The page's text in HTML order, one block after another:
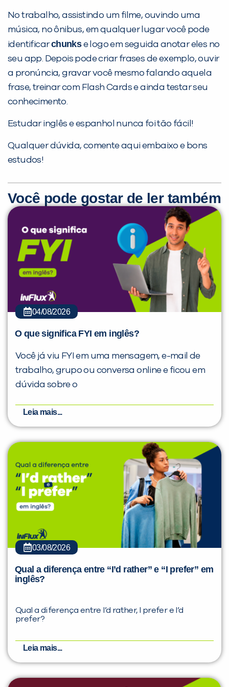
No trabalho, assistindo um filme, ouvindo uma
música, no ônibus, em qualquer lugar você pode
identificarchunkse logo em seguida anotar eles no
seu app. Depois pode criar frases de exemplo, ouvir
a pronúncia, gravar você mesmo falando aquela
frase, treinar com Flash Cards e ainda testar seu
conhecimento.
Estudar inglês e espanhol nunca foi tão fácil!
Qualquer dúvida, comente aqui embaixo e bons
estudos!
Você pode gostar de ler também
04/08/2026
O que significa FYI em inglês?
Você já viu FYI em uma mensagem, e-mail de
trabalho, grupo ou conversa online e ficou em
dúvida sobre o
Leia mais...
03/08/2026
Qual a diferença entre “I’d rather” e “I prefer” em
inglês?
Qual a diferença entre I’d rather, I prefer e I’d
prefer?
Leia mais...